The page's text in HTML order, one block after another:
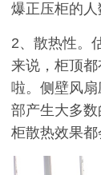
爆正压柜的人
2、散热性。
来说，柜顶
啦。侧壁风
部产生大多
柜散热效果都